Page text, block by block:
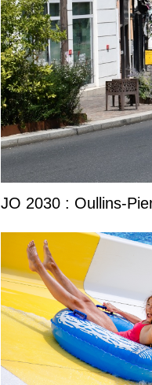
JO 2030 : Oullins-